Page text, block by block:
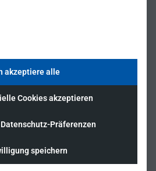
Service-Gruppen, für die eine
akzeptiere alle
Cookies akzeptieren
Präferenzen
speichern